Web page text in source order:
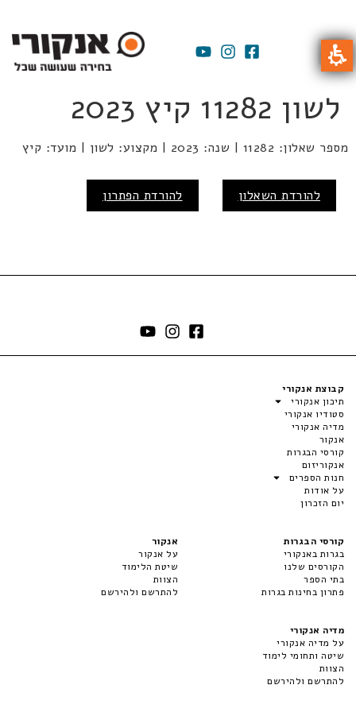
לשון 11282 קיץ 2023
מספר שאלון: 11282 | שנה: 2023 | מקצוע: לשון | מועד: קיץ
להורדת השאלון להורדת הפתרון
קבוצת אנקורי
תיכון אנקורי
סטודיו אנקורי
מדיה אנקורי
אנקור
קורסי הבגרות
אנקוריזום
חנות הספרים
על אודות
יום הזכרון
קורסי הבגרות
בגרות באנקורי
הקורסים שלנו
בתי הספר
פתרון בחינות בגרות
אנקור
על אנקור
שיטת הלימוד
הצוות
להתרשם ולהירשם
מדיה אנקורי
על מדיה אנקורי
שיטה ותחומי לימוד
הצוות
להתרשם ולהירשם